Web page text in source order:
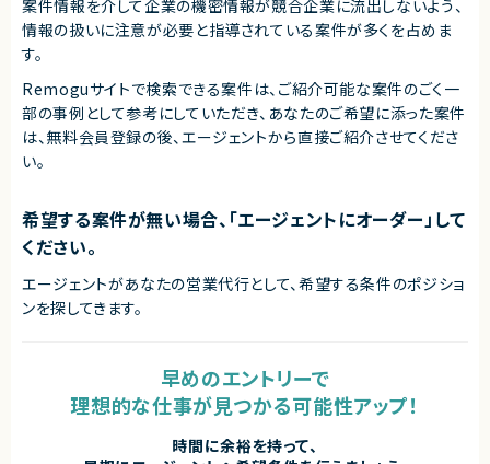
案件情報を介して企業の機密情報が競合企業に流出しないよう、
情報の扱いに注意が必要と指導されている案件が多くを占めま
す。
Remoguサイトで検索できる案件は、ご紹介可能な案件のごく一
部の事例として参考にしていただき、 あなたのご希望に添った案件
は、無料会員登録の後、エージェントから直接ご紹介させてくださ
い。
希望する案件が無い場合、「エージェントにオーダー」して
ください。
エージェントがあなたの営業代行として、希望する条件のポジショ
ンを探してきます。
早めのエントリーで
理想的な仕事が見つかる可能性アップ！
時間に余裕を持って、